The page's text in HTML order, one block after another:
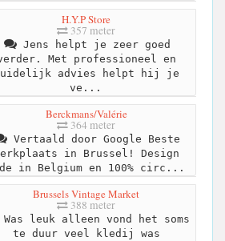
H.Y.P Store
357 meter
Jens helpt je zeer goed
Met professioneel en
advies helpt hij je
ve...
Berckmans/Valérie
364 meter
Vertaald door Google Beste
in Brussel! Design
in Belgium en 100% circ...
Brussels Vintage Market
388 meter
leuk alleen vond het soms
te duur veel kledij was